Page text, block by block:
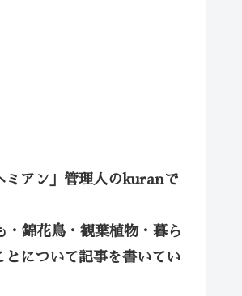
ミアン」管理人のkuranで
錦花鳥・観葉植物・暮ら
とについて記事を書いてい